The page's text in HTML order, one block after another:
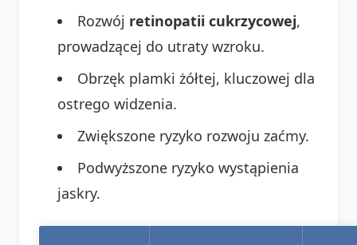
Rozwój retinopatii cukrzycowej,
prowadzącej do utraty wzroku.
Obrzęk plamki żółtej, kluczowej dla
ostrego widzenia.
Zwiększone ryzyko rozwoju zaćmy.
Podwyższone ryzyko wystąpienia
jaskry.